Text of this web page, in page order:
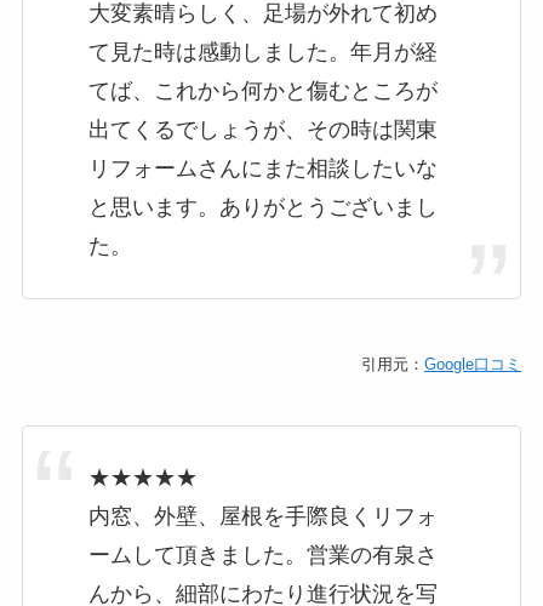
大変素晴らしく、足場が外れて初め
て見た時は感動しました。年月が経
てば、これから何かと傷むところが
出てくるでしょうが、その時は関東
リフォームさんにまた相談したいな
と思います。ありがとうございまし
た。
引用元：Google口コミ
★★★★★
内窓、外壁、屋根を手際良くリフォ
ームして頂きました。営業の有泉さ
んから、細部にわたり進行状況を写